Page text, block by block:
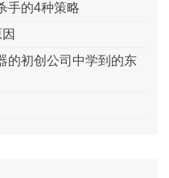
手的4种策略
的初创公司中学到的东